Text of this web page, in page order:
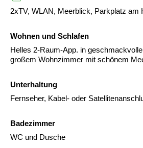
2xTV, WLAN, Meerblick, Parkplatz am
Wohnen und Schlafen
Helles 2-Raum-App. in
großem Wohnzimmer mit schönem
Unterhaltung
Fernseher, Kabel- oder
Badezimmer
WC und Dusche